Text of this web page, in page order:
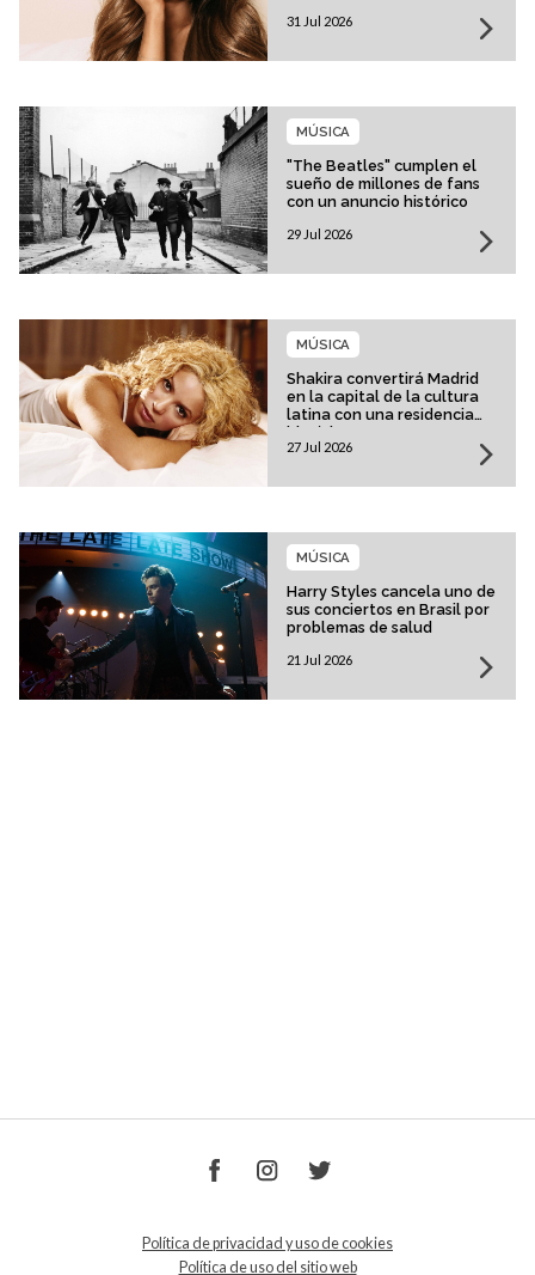
31 Jul 2026
"The Beatles" cumplen el
sueño de millones de fans
con un anuncio histórico
MÚSICA
29 Jul 2026
Shakira convertirá Madrid
en la capital de la cultura
latina con una residencia
histórica
MÚSICA
27 Jul 2026
Harry Styles cancela uno de
sus conciertos en Brasil por
problemas de salud
MÚSICA
21 Jul 2026
Política de privacidad y uso de cookies
Política de uso del sitio web